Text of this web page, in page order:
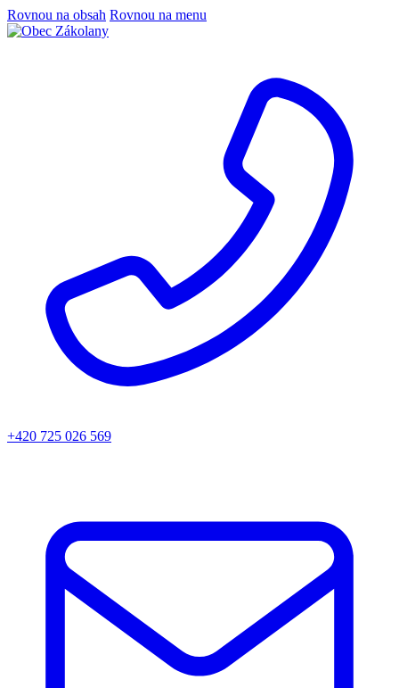
Rovnou na obsah Rovnou na menu
+420 725 026 569